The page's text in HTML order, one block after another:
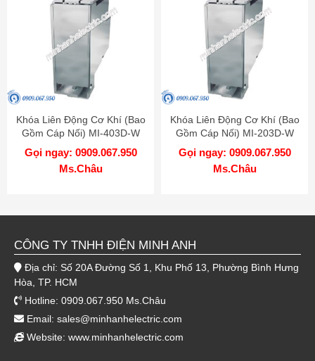
Khóa Liên Động Cơ Khí (Bao
Gồm Cáp Nối) MI-403D-W
MITSUBISHI
Gọi ngay: 0909.067.950
Ms.Châu
Khóa Liên Động Cơ Khí (Bao
Gồm Cáp Nối) MI-203D-W
MITSUBISHI
Gọi ngay: 0909.067.950
Ms.Châu
CÔNG TY TNHH ĐIỆN MINH ANH
Địa chỉ: Số 20A Đường Số 1, Khu Phố 13, Phường Bình Hưng
Hòa, TP. HCM
Hotline: 0909.067.950 Ms.Châu
Email: sales@minhanhelectric.com
Website: www.minhanhelectric.com